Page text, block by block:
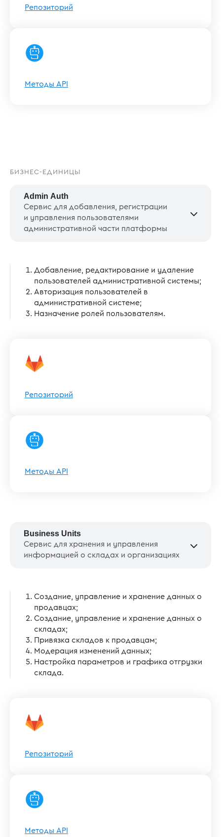
Репозиторий
Методы API
БИЗНЕС-ЕДИНИЦЫ
Admin Auth
Сервис для добавления, регистрации
и управления пользователями
административной части платформы
Добавление, редактирование и удаление
пользователей административной системы;
Авторизация пользователей в
административной системе;
Назначение ролей пользователям.
Репозиторий
Методы API
Business Units
Сервис для хранения и управления
информацией о складах и организациях
Создание, управление и хранение данных о
продавцах;
Создание, управление и хранение данных о
складах;
Привязка складов к продавцам;
Модерация изменений данных;
Настройка параметров и графика отгрузки
склада.
Репозиторий
Методы API